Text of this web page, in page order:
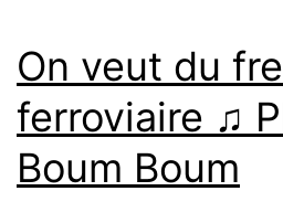
On veut du
ferroviaire ♫
Boum Boum